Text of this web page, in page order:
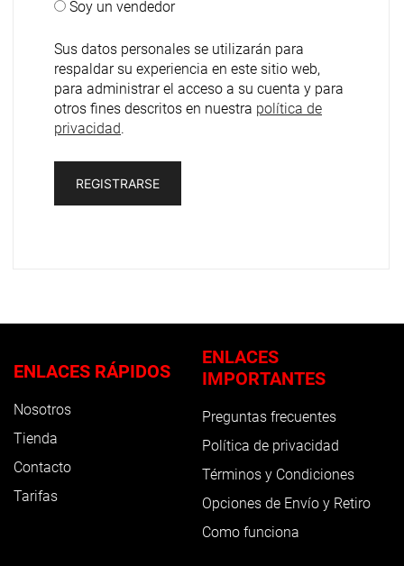
Soy un vendedor
Sus datos personales se utilizarán para
respaldar su experiencia en este sitio web,
para administrar el acceso a su cuenta y para
otros fines descritos en nuestra política de
privacidad.
REGISTRARSE
ENLACES RÁPIDOS
Nosotros
Tienda
Contacto
Tarifas
ENLACES
IMPORTANTES
Preguntas frecuentes
Política de privacidad
Términos y Condiciones
Opciones de Envío y Retiro
Como funciona